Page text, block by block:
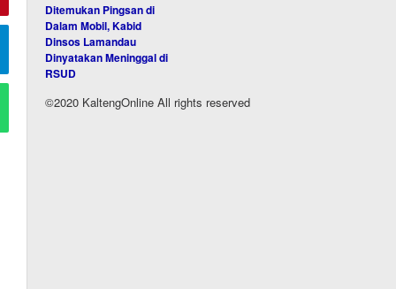
Ditemukan Pingsan di
Dalam Mobil, Kabid
Dinsos Lamandau
Dinyatakan Meninggal di
RSUD
©2020 KaltengOnline All rights reserved